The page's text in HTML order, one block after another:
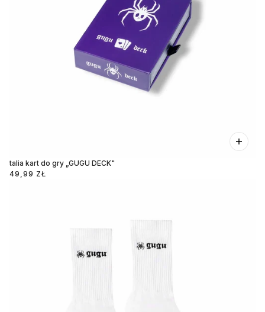
talia kart do gry „GUGU DECK"
49,99 ZŁ